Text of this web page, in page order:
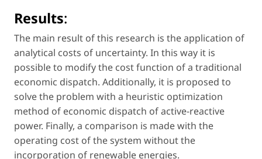
Results:
The main result of this research is the application of
analytical costs of uncertainty. In this way it is
possible to modify the cost function of a traditional
economic dispatch. Additionally, it is proposed to
solve the problem with a heuristic optimization
method of economic dispatch of active-reactive
power. Finally, a comparison is made with the
operating cost of the system without the
incorporation of renewable energies.